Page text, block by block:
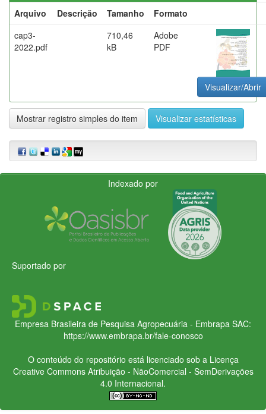
Arquivo Descrição Tamanho
Formato
cap3-
2022.pdf
710,46
kB
Adobe
PDF
Visualizar/Abrir
Mostrar registro simples do item Visualizar estatísticas
Indexado por
Suportado por
Empresa Brasileira de Pesquisa Agropecuária - Embrapa SAC:
https://www.embrapa.br/fale-conosco
O conteúdo do repositório está licenciado sob a Licença
Creative CommonsAtribuição - NãoComercial - SemDerivações
4.0 Internacional.